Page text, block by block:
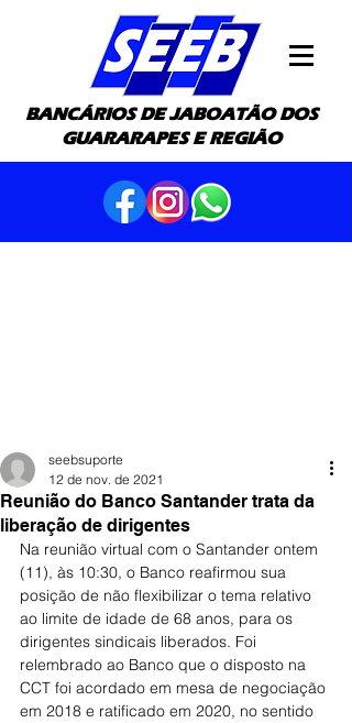
BANCÁRIOS DE JABOATÃO DOS
GUARARAPES E REGIÃO
Reunião do Banco Santander trata da
liberação de dirigentes
seebsuporte
12 de nov. de 2021
Na reunião virtual com o Santander ontem
(11), às 10:30, o Banco reafirmou sua
posição de não flexibilizar o tema relativo
ao limite de idade de 68 anos, para os
dirigentes sindicais liberados. Foi
relembrado ao Banco que o disposto na
CCT foi acordado em mesa de negociação
em 2018 e ratificado em 2020, no sentido